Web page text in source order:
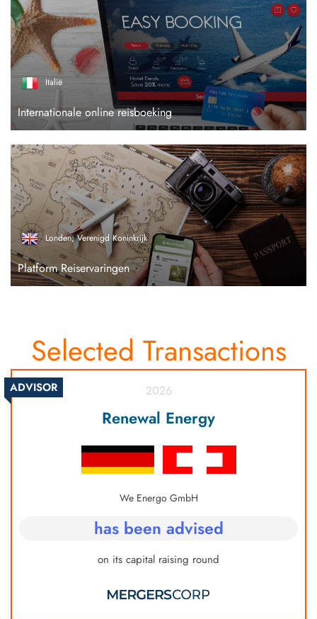
Italië
Internationale online reisboeking
Londen, Verenigd Koninkrijk
Platform Reiservaringen
Selected Transactions
ADVISOR 2026
AMC Certificate
Swiss Investment Group
has been advised
on Frankfurt Stock Exchange listing